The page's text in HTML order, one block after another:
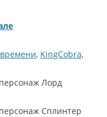
, KingCobra,
Лорд
Сплинтер